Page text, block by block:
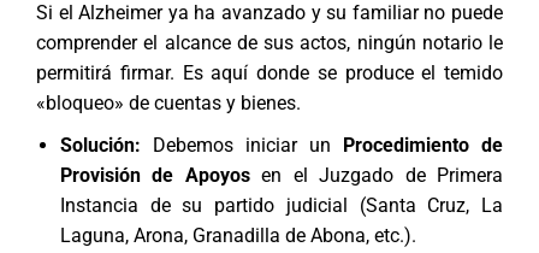
Si el Alzheimer ya ha avanzado y su familiar no puede
comprender el alcance de sus actos, ningún notario le
permitirá firmar. Es aquí donde se produce el temido
«bloqueo» de cuentas y bienes.
Solución: Debemos iniciar un Procedimiento de
Provisión de Apoyosen el Juzgado de Primera
Instancia de su partido judicial (Santa Cruz, La
Laguna, Arona, Granadilla de Abona, etc.).